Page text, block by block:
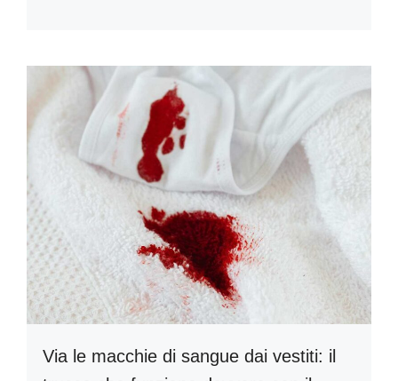
Via le macchie di sangue dai vestiti: il